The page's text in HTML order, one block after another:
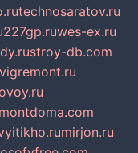
technosaratov.ru
227gp.ruwes-ex.ru
stroy-db.com
mirjon.ru